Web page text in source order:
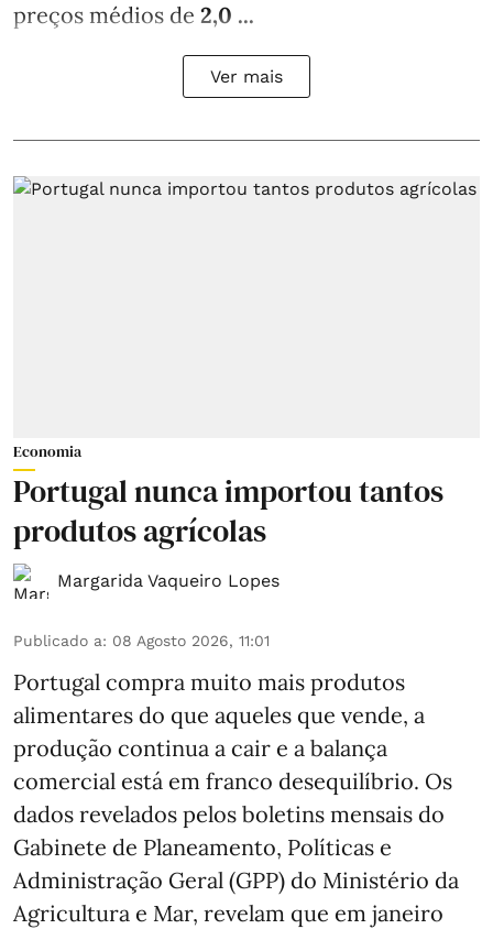
preços médios de 2,0 ...
Ver mais
Economia
Portugal nunca importou tantos
produtos agrícolas
Margarida Vaqueiro Lopes
Publicado a: 08 Agosto 2026, 11:01
Portugal compra muito mais produtos
alimentares do que aqueles que vende, a
produção continua a cair e a balança
comercial está em franco desequilíbrio. Os
dados revelados pelos boletins mensais do
Gabinete de Planeamento, Políticas e
Administração Geral (GPP) do Ministério da
Agricultura e Mar, revelam que em janeiro